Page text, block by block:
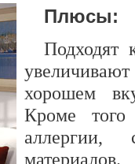
Плюсы:
Подходят
хорошем
Кроме
аллергии,
материалов.